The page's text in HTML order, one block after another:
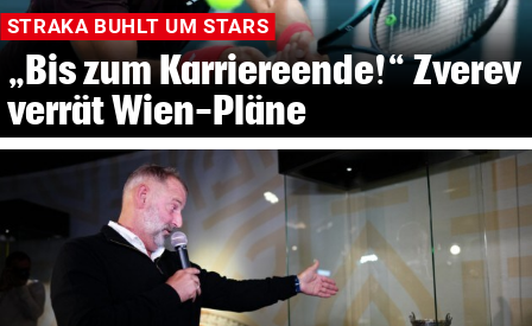
STRAKA BUHLT UM STARS
„Bis zum Karriereende!“ Zverev
verrät Wien-Pläne